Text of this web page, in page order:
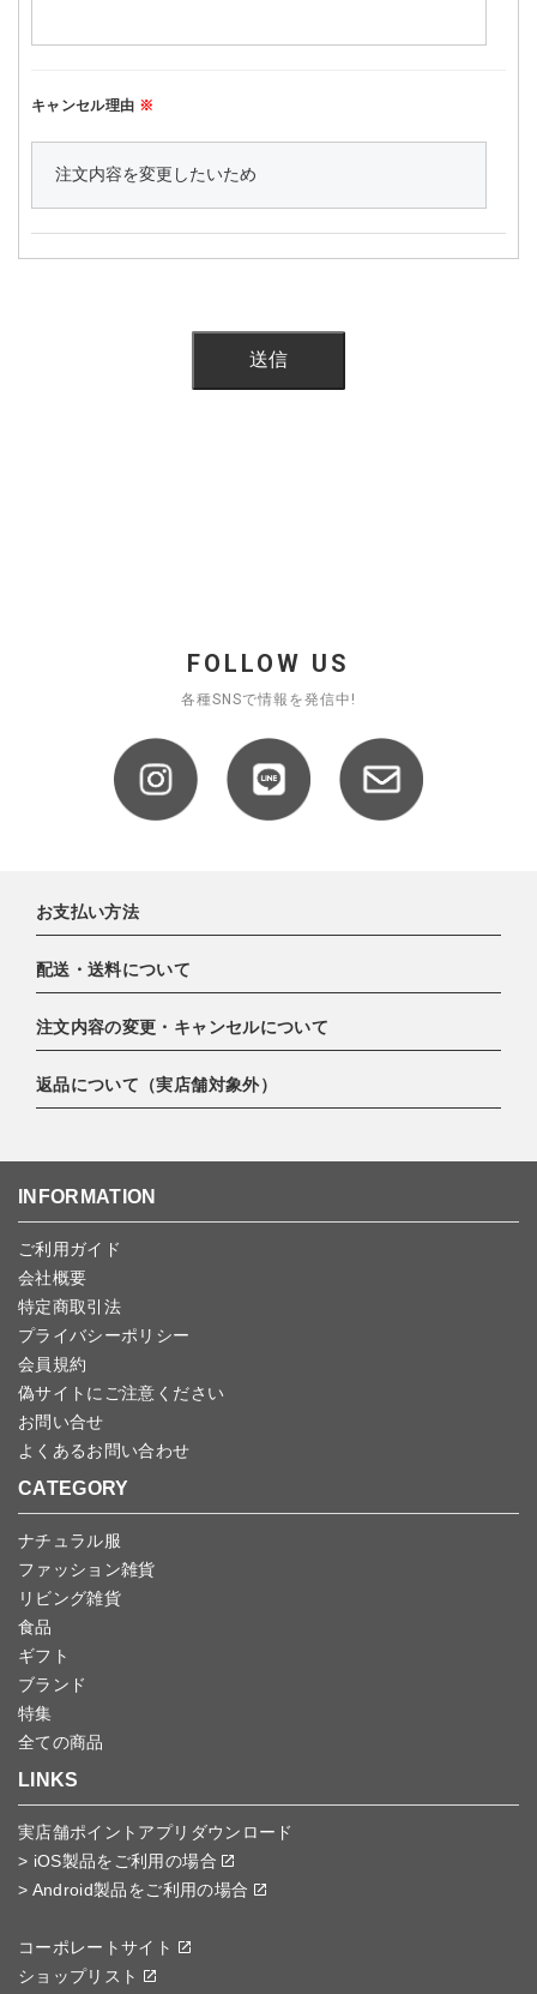
キャンセル理由 ※
FOLLOW US
各種SNSで情報を発信中!
お支払い方法
下記お支払い方法よりお選びいただけます。
EXPRESS,Diners Club）
・PayPay
配送・送料について
配達業者：日本郵便
ゆうパック 800円
北海道：1,400円
ゆうパケット全国一律：360円
注文内容の変更・キャンセルについて
ご注文日当日から翌日のAM9:00までにご連絡頂いた場合はキャン
予約商品など一部キャンセルが出来ない場合がございます。あらか
じめご了承ください。
返品について（実店舗対象外）
INFORMATION
ご利用ガイド
会社概要
特定商取引法
プライバシーポリシー
会員規約
偽サイトにご注意ください
お問い合せ
よくあるお問い合わせ
CATEGORY
ナチュラル服
ファッション雑貨
リビング雑貨
食品
ギフト
ブランド
特集
全ての商品
LINKS
実店舗ポイントアプリダウンロード
> iOS製品をご利用の場合
> Android製品をご利用の場合
コーポレートサイト
ショップリスト